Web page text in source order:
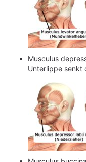
Musculus
Unterlippe senkt